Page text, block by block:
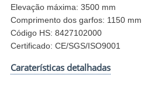
Elevação máxima: 3500 mm
Comprimento dos garfos: 1150 mm
Código HS: 8427102000
Certificado: CE/SGS/ISO9001
Caraterísticas detalhadas